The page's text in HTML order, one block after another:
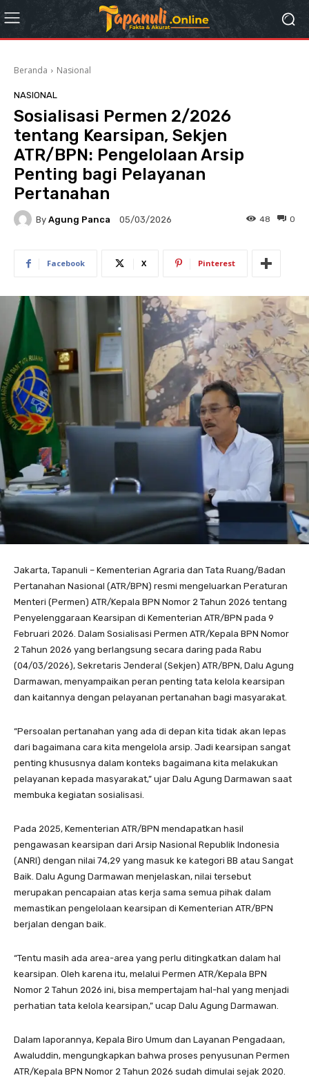
Beranda Nasional
NASIONAL
Sosialisasi Permen 2/2026
tentang Kearsipan, Sekjen
ATR/BPN: Pengelolaan Arsip
Penting bagi Pelayanan
Pertanahan
By Agung Panca 05/03/2026 0
48
Facebook X Pinterest
Jakarta, Tapanuli – Kementerian Agraria dan Tata Ruang/Badan
Pertanahan Nasional (ATR/BPN) resmi mengeluarkan Peraturan
Menteri (Permen) ATR/Kepala BPN Nomor 2 Tahun 2026 tentang
Penyelenggaraan Kearsipan di Kementerian ATR/BPN pada 9
Februari 2026. Dalam Sosialisasi Permen ATR/Kepala BPN Nomor
2 Tahun 2026 yang berlangsung secara daring pada Rabu
(04/03/2026), Sekretaris Jenderal (Sekjen) ATR/BPN, Dalu Agung
Darmawan, menyampaikan peran penting tata kelola kearsipan
dan kaitannya dengan pelayanan pertanahan bagi masyarakat.
“Persoalan pertanahan yang ada di depan kita tidak akan lepas
dari bagaimana cara kita mengelola arsip. Jadi kearsipan sangat
penting khususnya dalam konteks bagaimana kita melakukan
pelayanan kepada masyarakat,” ujar Dalu Agung Darmawan saat
membuka kegiatan sosialisasi.
Pada 2025, Kementerian ATR/BPN mendapatkan hasil
pengawasan kearsipan dari Arsip Nasional Republik Indonesia
(ANRI) dengan nilai 74,29 yang masuk ke kategori BB atau Sangat
Baik. Dalu Agung Darmawan menjelaskan, nilai tersebut
merupakan pencapaian atas kerja sama semua pihak dalam
memastikan pengelolaan kearsipan di Kementerian ATR/BPN
berjalan dengan baik.
“Tentu masih ada area-area yang perlu ditingkatkan dalam hal
kearsipan. Oleh karena itu, melalui Permen ATR/Kepala BPN
Nomor 2 Tahun 2026 ini, bisa mempertajam hal-hal yang menjadi
perhatian tata kelola kearsipan,” ucap Dalu Agung Darmawan.
Dalam laporannya, Kepala Biro Umum dan Layanan Pengadaan,
Awaluddin, mengungkapkan bahwa proses penyusunan Permen
ATR/Kepala BPN Nomor 2 Tahun 2026 sudah dimulai sejak 2020.